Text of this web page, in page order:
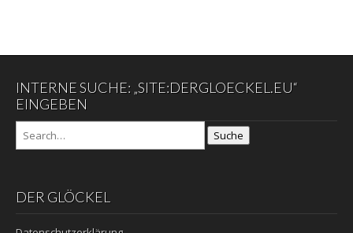
INTERNE SUCHE: „SITE:DERGLOECKEL.EU“
EINGEBEN
Suche
DER GLÖCKEL